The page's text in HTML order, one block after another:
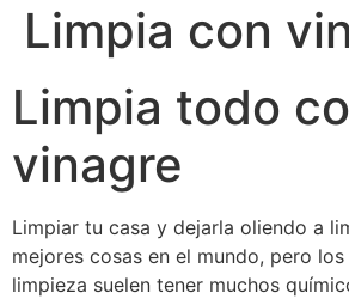
Limpia con
Limpia todo
vinagre
Limpiar tu casa y dejarla oliendo a
mejores cosas en el mundo, pero
limpieza suelen tener muchos